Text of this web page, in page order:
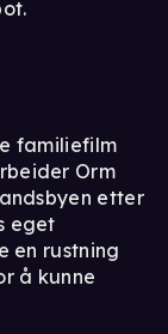
familiefilm
Orm
etter
eget
en rustning
å kunne